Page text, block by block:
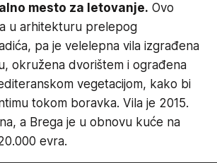
mesto za letovanje. Ovo
u arhitekturu prelepog
pa je velelepna vila izgrađena
okružena dvorištem i ograđena
vegetacijom, kako bi
tokom boravka. Vila je 2015.
a Brega je u obnovu kuće na
evra.